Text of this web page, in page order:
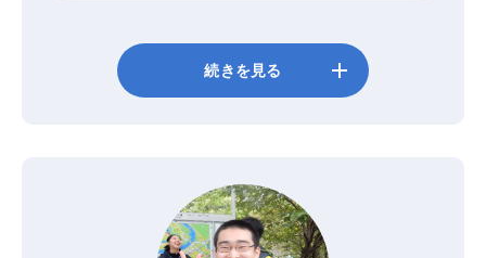
続きを見る add